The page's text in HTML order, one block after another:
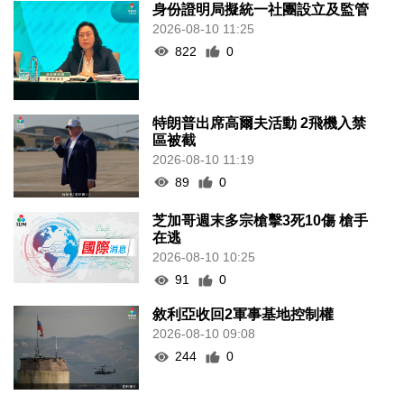
身份證明局擬統一社團設立及監管
2026-08-10 11:25
822
0
特朗普出席高爾夫活動 2飛機入禁
區被截
2026-08-10 11:19
89
0
芝加哥週末多宗槍擊3死10傷 槍手
在逃
2026-08-10 10:25
91
0
敘利亞收回2軍事基地控制權
2026-08-10 09:08
244
0